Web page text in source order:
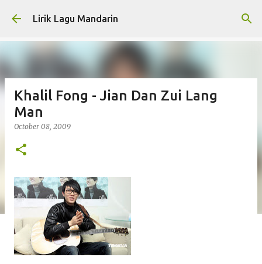
Skip to main content
Lirik Lagu Mandarin
Khalil Fong - Jian Dan Zui Lang
Man
October 08, 2009